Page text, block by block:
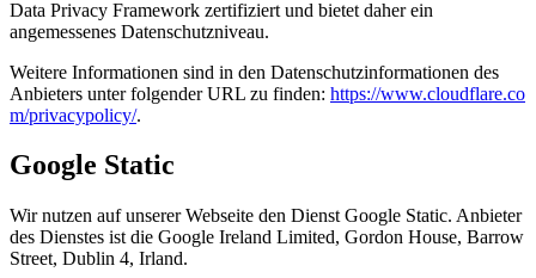
Data Privacy Framework zertifiziert und bietet daher ein
angemessenes Datenschutzniveau.
Weitere Informationen sind in den Datenschutzinformationen des
Anbieters unter folgender URL zu finden: https://www.cloudflare.co
m/privacypolicy/.
Google Static
Wir nutzen auf unserer Webseite den Dienst Google Static. Anbieter
des Dienstes ist die Google Ireland Limited, Gordon House, Barrow
Street, Dublin 4, Irland.